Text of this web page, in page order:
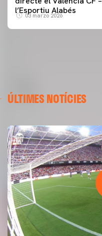
l’Esportiu Alabés
03 marzo 2026
ÚLTIMES NOTÍCIES